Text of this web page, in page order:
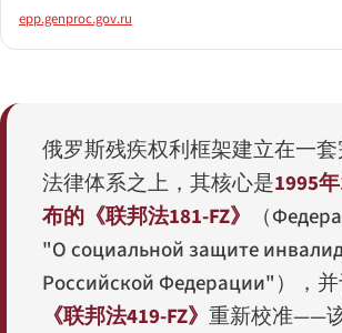
epp.genproc.gov.ru
俄罗斯残疾权利框架建立在一
法律体系之上，其核心是1995
布的《联邦法181-FZ》
（
"О социальной защите
Российской Федерации"），
《联邦法419-FZ》 重新校准——